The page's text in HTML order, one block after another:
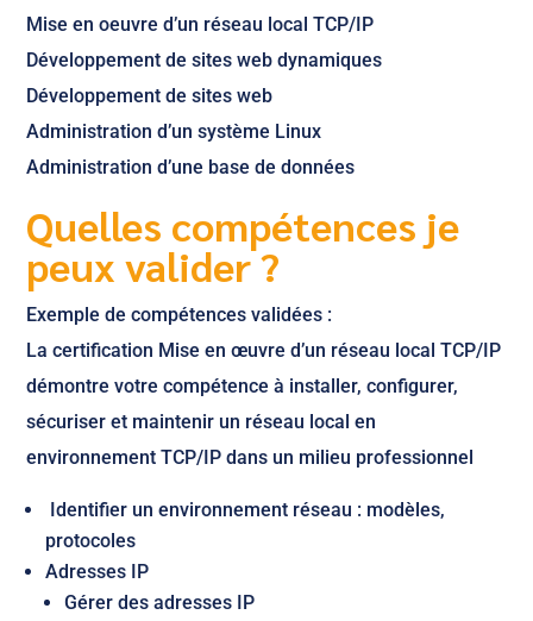
Mise en oeuvre d’un réseau local TCP/IP
Développement de sites web dynamiques
Développement de sites web
Administration d’un système Linux
Administration d’une base de données
Quelles compétences je
peux valider ?
Exemple de compétences validées :
La certification Mise en œuvre d’un réseau local TCP/IP
démontre votre compétence à installer, configurer,
sécuriser et maintenir un réseau local en
environnement TCP/IP dans un milieu professionnel
Identifier un environnement réseau : modèles,
protocoles
Adresses IP
Gérer des adresses IP